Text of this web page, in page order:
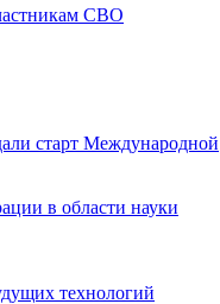
СВО
старт Международной
в области науки
технологий